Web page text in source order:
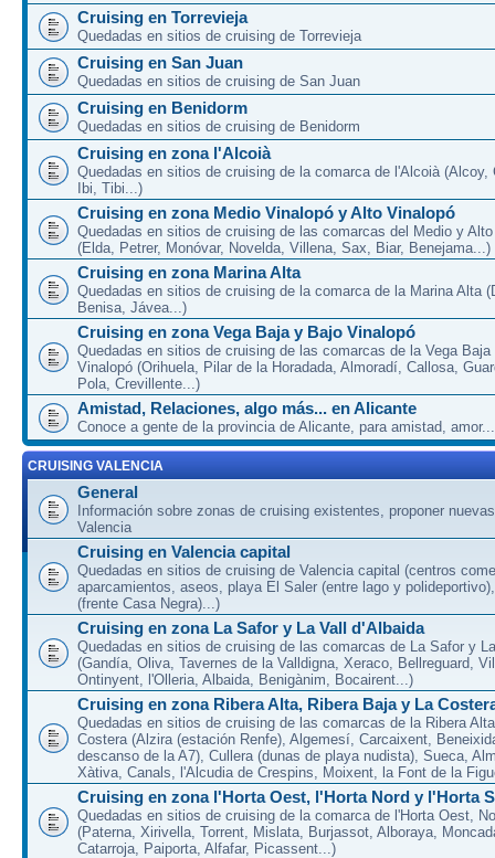
Cruising en Torrevieja
Quedadas en sitios de cruising de Torrevieja
Cruising en San Juan
Quedadas en sitios de cruising de San Juan
Cruising en Benidorm
Quedadas en sitios de cruising de Benidorm
Cruising en zona l'Alcoià
Quedadas en sitios de cruising de la comarca de l'Alcoià (Alcoy,
Ibi, Tibi...)
Cruising en zona Medio Vinalopó y Alto Vinalopó
Quedadas en sitios de cruising de las comarcas del Medio y
(Elda, Petrer, Monóvar, Novelda, Villena, Sax, Biar, Benejama...)
Cruising en zona Marina Alta
Quedadas en sitios de cruising de la comarca de la Marina Alta
Benisa, Jávea...)
Cruising en zona Vega Baja y Bajo Vinalopó
Quedadas en sitios de cruising de las comarcas de la Vega Baja
Vinalopó (Orihuela, Pilar de la Horadada, Almoradí, Callosa,
Pola, Crevillente...)
Amistad, Relaciones, algo más... en Alicante
Conoce a gente de la provincia de Alicante, para amistad,
CRUISING VALENCIA
General
Información sobre zonas de cruising existentes, proponer
Valencia
Cruising en Valencia capital
Quedadas en sitios de cruising de Valencia capital (centros
aparcamientos, aseos, playa El Saler (entre lago y
(frente Casa Negra)...)
Cruising en zona La Safor y La Vall d'Albaida
Quedadas en sitios de cruising de las comarcas de La Safor y
(Gandía, Oliva, Tavernes de la Valldigna, Xeraco, Bellreguard,
Ontinyent, l'Olleria, Albaida, Benigànim, Bocairent...)
Cruising en zona Ribera Alta, Ribera Baja y La
Quedadas en sitios de cruising de las comarcas de la Ribera
Costera (Alzira (estación Renfe), Algemesí, Carcaixent,
descanso de la A7), Cullera (dunas de playa nudista), Sueca,
Xàtiva, Canals, l'Alcudia de Crespins, Moixent, la Font de la
Cruising en zona l'Horta Oest, l'Horta Nord y l'Horta
Quedadas en sitios de cruising de la comarca de l'Horta Oest,
(Paterna, Xirivella, Torrent, Mislata, Burjassot, Alboraya,
Catarroja, Paiporta, Alfafar, Picassent...)